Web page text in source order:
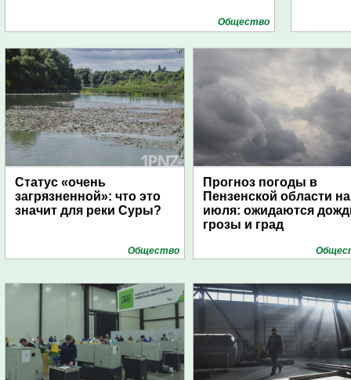
Общество
Статус «очень
загрязненной»: что это
значит для реки Суры?
Общество
Прогноз погоды в
Пензенской области
июля: ожидаются
грозы и град